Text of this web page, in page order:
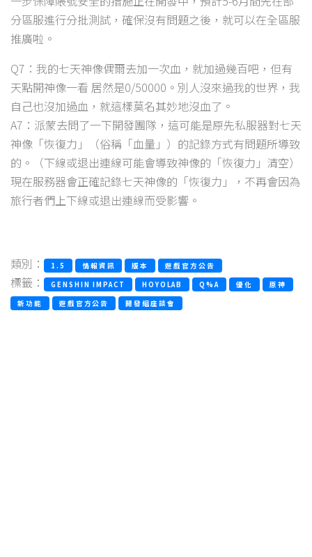
分區服進行分批測試，確保沒有問題之後，就可以在全區服
推廣啦。
Q7：我的七天神像偶爾去加一次血，就加過幾百吧，但有
天點開神像一看 居然是0/50000。別人沒來過我的世界，我
自己也沒加過血，就這樣莫名其妙地沒血了。
A7：派蒙去問了一下開發團隊，這可能是原先私服器對七天
神像「恢復力」（俗稱「血量」）的記錄方式有問題所導致
的。（下線或退出連線可能會導致神像的「恢復力」清空）
現在服務器會正確記錄七天神像的「恢復力」，不再會因為
旅行者們上下線或退出連線而受影響。
類別： 1.5 情報資訊 版本 遊戲官方公告
標籤： GENSHIN IMPACT HOYOLAB Q%A 優化
原神
新功能
遊戲官方公告 開發組座談會